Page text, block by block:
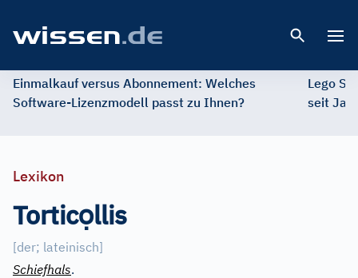
Einmalkauf versus Abonnement: Welches
Software-Lizenzmodell passt zu Ihnen?
Lego
seit
Lexikon
Torticọllis
[der; lateinisch]
Schiefhals.